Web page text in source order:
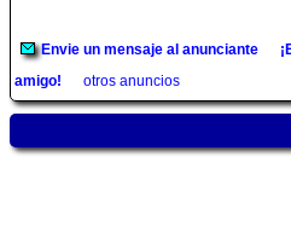
Envie un mensaje al anunciante
amigo!
otros anuncios